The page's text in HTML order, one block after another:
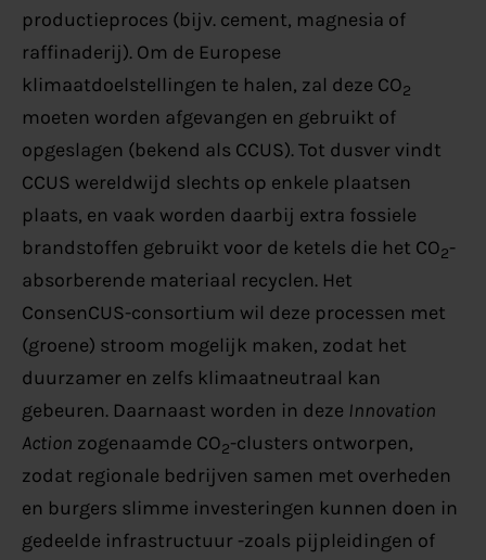
productieproces (bijv. cement, magnesia of
raffinaderij). Om de Europese
klimaatdoelstellingen te halen, zal deze CO2
moeten worden afgevangen en gebruikt of
opgeslagen (bekend als CCUS). Tot dusver vindt
CCUS wereldwijd slechts op enkele plaatsen
plaats, en vaak worden daarbij extra fossiele
brandstoffen gebruikt voor de ketels die het CO2-
absorberende materiaal recyclen. Het
ConsenCUS-consortium wil deze processen met
(groene) stroom mogelijk maken, zodat het
duurzamer en zelfs klimaatneutraal kan
gebeuren. Daarnaast worden in deze Innovation
Action zogenaamde CO2-clusters ontworpen,
zodat regionale bedrijven samen met overheden
en burgers slimme investeringen kunnen doen in
gedeelde infrastructuur -zoals pijpleidingen of